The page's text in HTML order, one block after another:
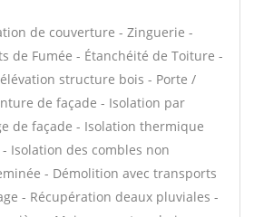
de couverture - Zinguerie -
de Fumée - Étanchéité de Toiture -
structure bois - Porte /
de façade - Isolation par
de façade - Isolation thermique
Isolation des combles non
- Démolition avec transports
- Récupération deaux pluviales -